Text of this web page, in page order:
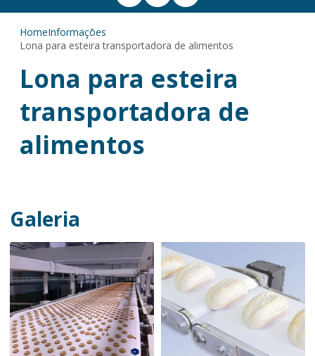
HomeInformações
Lona para esteira transportadora de alimentos
Lona para esteira
transportadora de
alimentos
Galeria